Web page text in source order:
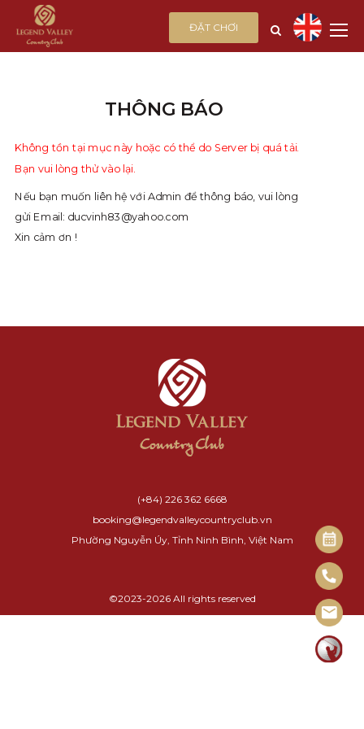
ĐẶT CHƠI
THÔNG BÁO
Không tồn tại mục này hoặc có thể do Server bị quá tải.
Bạn vui lòng thử vào lại.
Nếu bạn muốn liên hệ với Admin để thông báo, vui lòng
gửi Email: ducvinh83@yahoo.com
Xin cảm ơn !
(+84) 226 362 6668
booking@legendvalleycountryclub.vn
Phường Nguyễn Úy, Tỉnh Ninh Bình, Việt Nam
©2023-2026 All rights reserved